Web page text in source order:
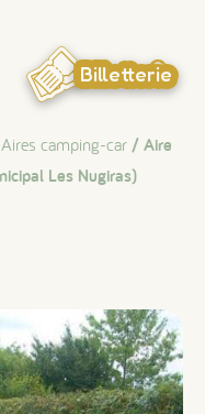
Billetterie
Aires camping-car / Aire
Les Nugiras)